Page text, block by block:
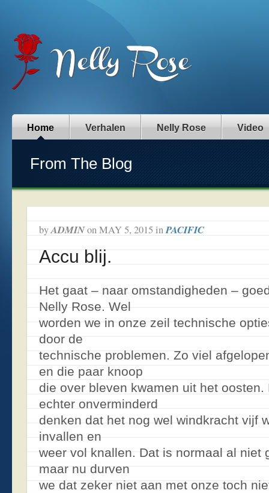
Home Verhalen Nelly Rose Video
From The Blog
byADMINonMAY 5, 2015 inPACIFIC
Accu blij.
Het gaat – naar omstandigheden –
Nelly Rose. Wel
worden we in onze zeil technische
door de
technische problemen. Zo viel
en die paar knoop
die over bleven kwamen uit het
echter onverminderd
denken dat het nog wel windkracht vijf
invallen en
weer vol knallen. Dat is normaal al niet
maar nu durven
we dat zeker niet aan met onze toch